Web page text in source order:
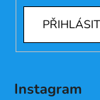
Instagram